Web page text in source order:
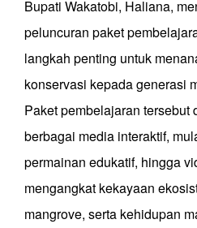
Bupati Wakatobi, Haliana,
peluncuran paket
langkah penting untuk
konservasi kepada generasi
Paket pembelajaran tersebut
berbagai media interaktif,
permainan edukatif, hingga
mengangkat kekayaan
mangrove, serta kehidupan